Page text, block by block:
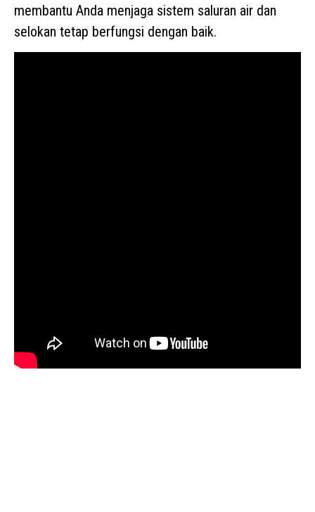
membantu Anda menjaga sistem saluran air dan
selokan tetap berfungsi dengan baik.